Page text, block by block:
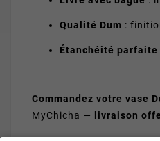
Qualité Dum :
Étanchéité parfaite
Commandez votre vase
MyChicha — livraison